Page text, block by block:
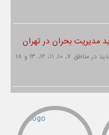
تهران رسانه | ۶ پایگاه جدید در مناطق ۷، ۱۰، ۱۱، ۱۲، ۱۳ و ۱۸